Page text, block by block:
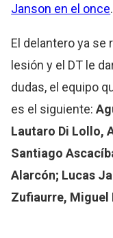
Janson en el once.
El delantero ya
lesión y el DT le
dudas, el equipo
es el siguiente:
Lautaro Di Lollo,
Santiago
Alarcón; Lucas
Zufiaurre, Miguel